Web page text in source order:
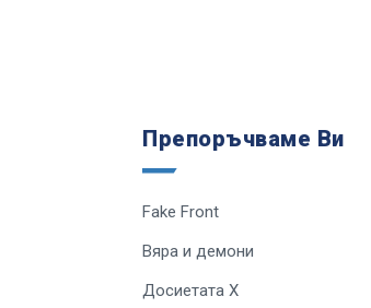
Препоръчваме Ви
Fake Front
Вяра и демони
Досиетата Х